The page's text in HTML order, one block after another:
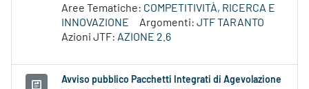
Aree Tematiche: COMPETITIVITÀ, RICERCA E
INNOVAZIONE
Argomenti: JTF TARANTO
Azioni JTF: AZIONE 2.6
Avviso pubblico Pacchetti Integrati di Agevolazione